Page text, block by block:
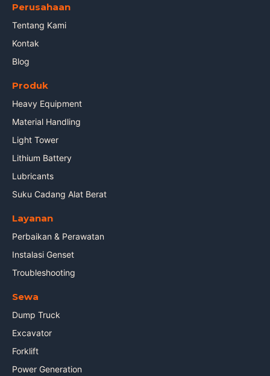
Perusahaan
Tentang Kami
Kontak
Blog
Produk
Heavy Equipment
Material Handling
Light Tower
Lithium Battery
Lubricants
Suku Cadang Alat Berat
Layanan
Perbaikan & Perawatan
Instalasi Genset
Troubleshooting
Sewa
Dump Truck
Excavator
Forklift
Power Generation